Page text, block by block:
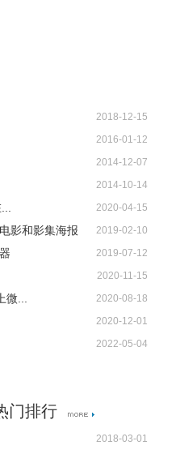
2018-12-15
2016-01-12
2014-12-07
2014-10-14
2020-04-15
影和影集海报 2019-02-10
2019-07-12
2020-11-15
... 2020-08-18
2020-12-01
2022-05-04
门排行
2018-03-01